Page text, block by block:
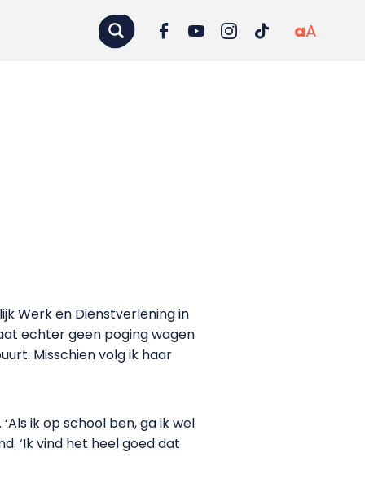
aA
Werk en Dienstverlening in
echter geen poging wagen
Misschien volg ik haar
ik op school ben, ga ik wel
‘Ik vind het heel goed dat